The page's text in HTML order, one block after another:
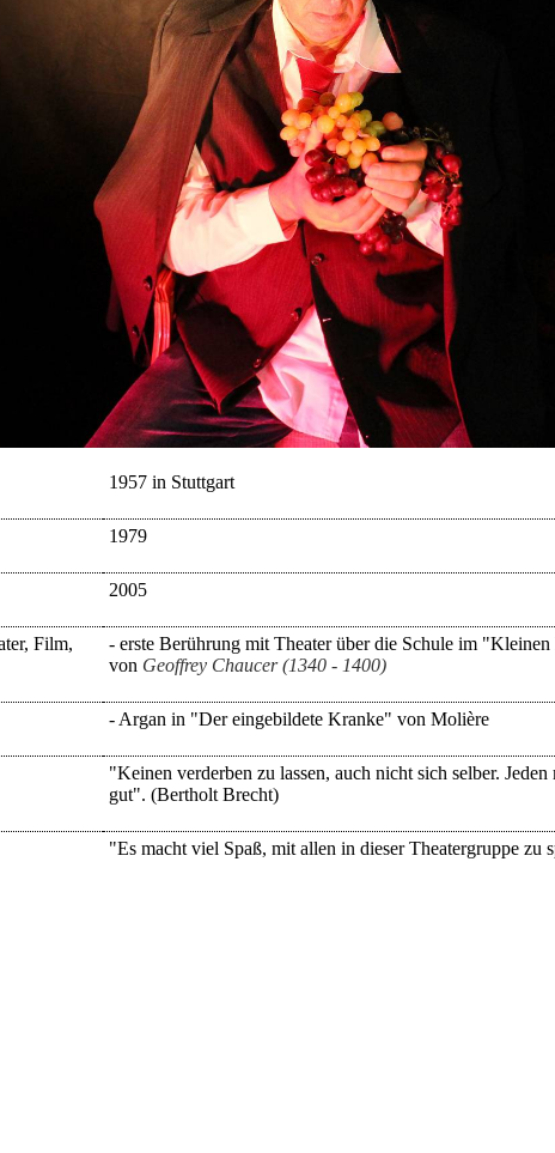
1957 in Stuttgart
1979
2005
Film,
- erste Berührung mit Theater über die Schule im
von Geoffrey Chaucer (1340 - 1400)
- Argan in "Der eingebildete Kranke" von Molière
"Keinen verderben zu lassen, auch nicht sich selber.
gut". (Bertholt Brecht)
"Es macht viel Spaß, mit allen in dieser Theatergruppe zu